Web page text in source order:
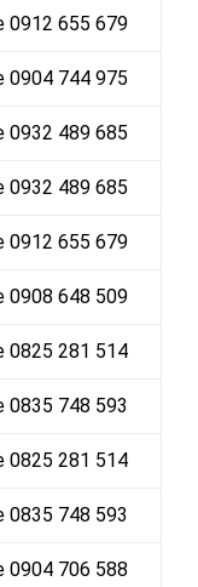
0912 655 679
744 975
489 685
0932 489 685
0912 655 679
0908 648 509
0825 281 514
0835 748 593
0825 281 514
0835 748 593
0904 706 588